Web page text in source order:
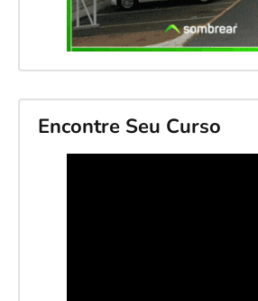
Encontre Seu Curso